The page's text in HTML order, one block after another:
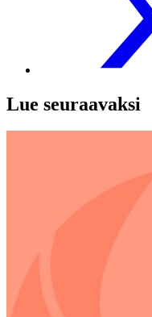
Lue seuraavaksi